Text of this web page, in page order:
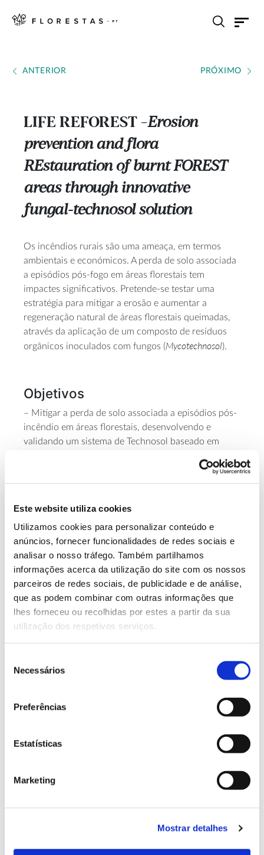
Este website utiliza cookies
Utilizamos cookies para personalizar conteúdo e
anúncios, fornecer funcionalidades de redes sociais e
analisar o nosso tráfego. Também partilhamos
informações acerca da utilização do site com os nossos
parceiros de redes sociais, de publicidade e de análise,
que as podem combinar com outras informações que
lhes forneceu ou recolhidas por estes a partir da sua
utilização dos respetivos serviços.
Necessários
Preferências
Estatísticas
Marketing
Mostrar detalhes
ANTERIOR PRÓXIMO
LIFE REFOREST --- Erosion
prevention and flora
REstauration of burnt FOREST
areas through innovative
fungal-technosol solution
Os incêndios rurais são uma ameaça, em termos
ambientais e económicos. A perda de solo associada
a episódios pós-fogo em áreas florestais tem
impactes significativos. Pretende-se testar uma
estratégia para mitigar a erosão e aumentar a
regeneração natural de áreas florestais queimadas,
através da aplicação de um composto de resíduos
orgânicos inoculados com fungos (Mycotechnosol).
Objetivos
– Mitigar a perda de solo associada a episódios pós-
incêndio em áreas florestais, desenvolvendo e
validando um sistema de Technosol baseado em
fungos contidos em uma rede biodegradável em
forma de tubo;
– Fornecer matéria orgânica, nutrientes e sementes
ao solo de forma a acelerar a regeneração natural;
– Valorizar resíduos orgânicos e subprodutos
mediante a sua utilização na produção doTechnosol
– Apresentar a solução Technosol a proprietários
florestais europeus;
– Desenvolver guias, recomendações e planos de
negócios para os parceiros.
Associação Florestal de Portugal,
Hifas da Terra, AFG-
Tratamientos Ecológicos del Noroeste.
Mais informação sobre o projeto LIFE REFOREST
Conclusão: 2022